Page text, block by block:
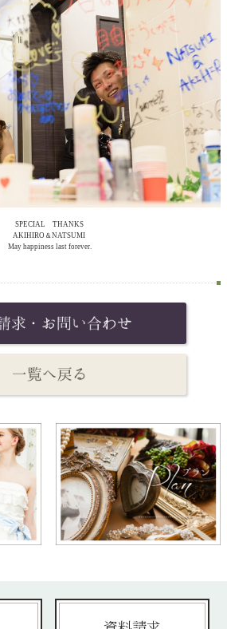
SPECIAL THANKS
AKIHIRO＆NATSUMI
May happiness last forever.